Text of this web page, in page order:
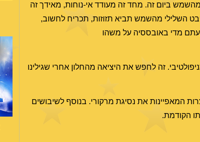
ביום זה. מחד זה מעודד אי-נוחות, מאידך זה
השלילי מהשמש תביא תזוזות, תכריח לחשוב,
מדי באובססיה על משהו
זה לחפש את היציאה מהחלון אחרי שגילינו
המאפיינות את נסיגת מרקורי. בנוסף לשיבושים
הקודמת.